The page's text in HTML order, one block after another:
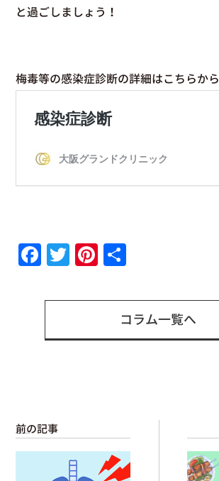
と過ごしましょう！
梅毒等の感染症診断の詳細はこちらから
Facebook
TwitterPinterest
コラム一覧へ
前の記事